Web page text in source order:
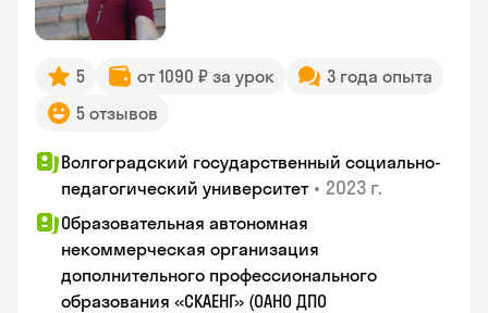
5 от 1090 ₽ за урок
3 года опыта
5 отзывов
Волгоградский государственный социально-
педагогический университет • 2023 г.
Образовательная автономная
некоммерческая организация
дополнительного профессионального
образования «СКАЕНГ» (ОАНО ДПО